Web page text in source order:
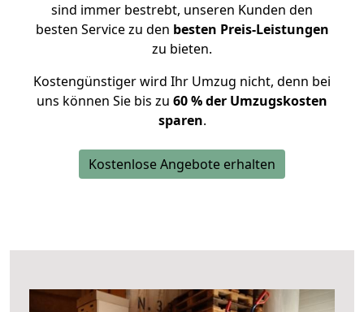
sind immer bestrebt, unseren Kunden den
besten Service zu den besten Preis-Leistungen
zu bieten.
Kostengünstiger wird Ihr Umzug nicht, denn bei
uns können Sie bis zu 60 % der Umzugskosten
sparen.
Kostenlose Angebote erhalten